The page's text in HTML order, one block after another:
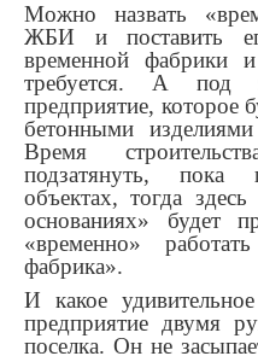
Можно назвать
ЖБИ и поставить
временной фабрики
требуется. А под
предприятие, которое
бетонными
Время
подзатянуть, пока
объектах, тогда
основаниях» будет
«временно»
фабрика».
И какое
предприятие двумя
поселка. Он не